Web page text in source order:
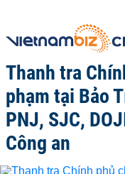
Thanh tra
phạm tại Bảo
PNJ, SJC,
Công an